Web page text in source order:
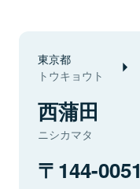
東京都
トウキョウト
西蒲田
ニシカマタ
144-0051